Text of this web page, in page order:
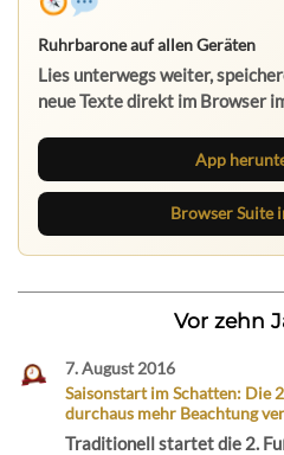
Ruhrbarone auf allen Geräten
Lies unterwegs weiter,
neue Texte direkt im Browser
App
Browser Suite
Vor zehn
7. August 2016
Saisonstart im Schatten: Die
durchaus mehr Beachtung
Traditionell startet die 2.